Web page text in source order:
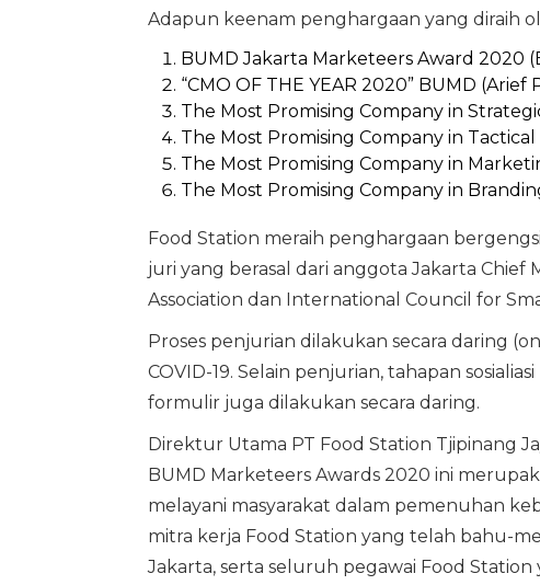
Adapun keenam penghargaan yang diraih
BUMD Jakarta Marketeers Award 2020
“CMO OF THE YEAR 2020” BUMD (Arief
The Most Promising Company in
The Most Promising Company in Tactical
The Most Promising Company in
The Most Promising Company in
Food Station meraih penghargaan
juri yang berasal dari anggota Jakarta
Association dan International Council for
Proses penjurian dilakukan secara daring
COVID-19. Selain penjurian, tahapan
formulir juga dilakukan secara daring.
Direktur Utama PT Food Station Tjipinang
BUMD Marketeers Awards 2020 ini
melayani masyarakat dalam pemenuhan
mitra kerja Food Station yang telah bahu-
Jakarta, serta seluruh pegawai Food